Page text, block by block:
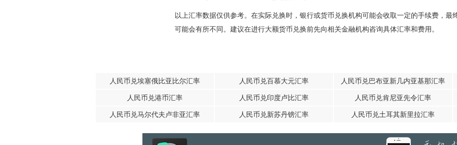
以上汇率数据仅供参考。在实际兑换时，银行或货币兑换机构可能会收取一定的手续费，最
可能会有所不同。建议在进行大额货币兑换前先向相关金融机构咨询具体汇率和费用。
人民币兑埃塞俄比亚比尔汇率 人民币兑百慕大元汇率 人民币兑巴布亚新几内亚基那汇率
人民币兑港币汇率 人民币兑印度卢比汇率 人民币兑肯尼亚先令汇率
人民币兑马尔代夫卢非亚汇率 人民币兑新苏丹镑汇率 人民币兑土耳其新里拉汇率